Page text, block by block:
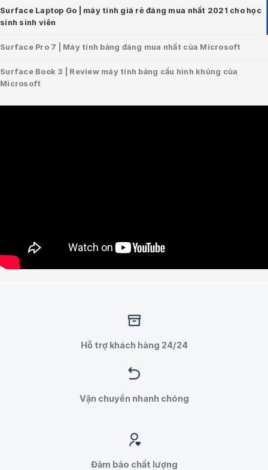
Surface Laptop Go | máy tính giá rẻ đáng mua nhất 2021 cho học
sinh sinh viên
Surface Pro 7 | Máy tính bảng đáng mua nhất của Microsoft
Surface Book 3 | Review máy tính bảng cấu hình khủng của
Microsoft
Hỗ trợ khách hàng 24/24
Vận chuyển nhanh chóng
Đảm bảo chất lượng